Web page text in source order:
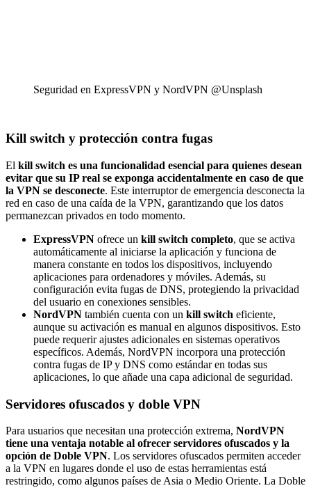
Seguridad en ExpressVPN y NordVPN @Unsplash
Kill switch y protección contra fugas
El kill switch es una funcionalidad esencial para quienes desean
evitar que su IP real se exponga accidentalmente en caso de que
la VPN se desconecte. Este interruptor de emergencia desconecta la
red en caso de una caída de la VPN, garantizando que los datos
permanezcan privados en todo momento.
ExpressVPN ofrece un kill switch completo, que se activa
automáticamente al iniciarse la aplicación y funciona de
manera constante en todos los dispositivos, incluyendo
aplicaciones para ordenadores y móviles. Además, su
configuración evita fugas de DNS, protegiendo la privacidad
del usuario en conexiones sensibles.
NordVPN también cuenta con un kill switch eficiente,
aunque su activación es manual en algunos dispositivos. Esto
puede requerir ajustes adicionales en sistemas operativos
específicos. Además, NordVPN incorpora una protección
contra fugas de IP y DNS como estándar en todas sus
aplicaciones, lo que añade una capa adicional de seguridad.
Servidores ofuscados y doble VPN
Para usuarios que necesitan una protección extrema, NordVPN
tiene una ventaja notable al ofrecer servidores ofuscados y la
opción de Doble VPN. Los servidores ofuscados permiten acceder
a la VPN en lugares donde el uso de estas herramientas está
restringido, como algunos países de Asia o Medio Oriente. La Doble